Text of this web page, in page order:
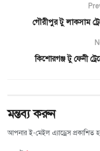
গৌরীপুর টু লাকসাম
কিশোরগঞ্জ টু ফেনী
মন্তব্য করুন
আপনার ই-মেইল এ্যাড্রেস প্রকাশিত